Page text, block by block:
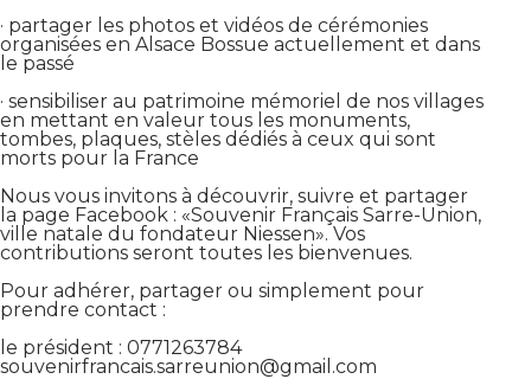
· partager les photos et vidéos de cérémonies
organisées en Alsace Bossue actuellement et dans
le passé
· sensibiliser au patrimoine mémoriel de nos villages
en mettant en valeur tous les monuments,
tombes, plaques, stèles dédiés à ceux qui sont
morts pour la France
Nous vous invitons à découvrir, suivre et partager
la page Facebook : «Souvenir Français Sarre-Union,
ville natale du fondateur Niessen». Vos
contributions seront toutes les bienvenues.
Pour adhérer, partager ou simplement pour
prendre contact :
le président : 0771263784
souvenirfrancais.sarreunion@gmail.com